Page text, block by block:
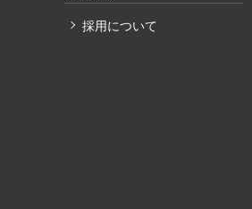
採用について